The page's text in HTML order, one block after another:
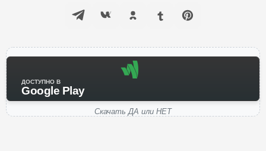
ДОСТУПНО В
Google Play
Скачать ДА или НЕТ